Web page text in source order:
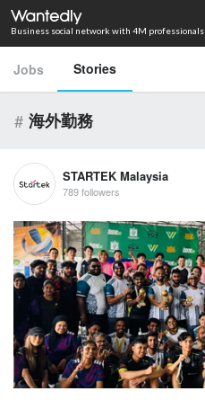
Business social network with 4M professionals
Jobs Stories
# 海外勤務
STARTEK Malaysia
789 followers